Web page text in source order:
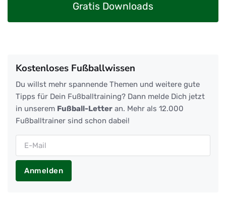
Gratis Downloads
Kostenloses Fußballwissen
Du willst mehr spannende Themen und weitere gute
Tipps für Dein Fußballtraining? Dann melde Dich jetzt
in unserem Fußball-Letter an. Mehr als 12.000
Fußballtrainer sind schon dabei!
Anmelden